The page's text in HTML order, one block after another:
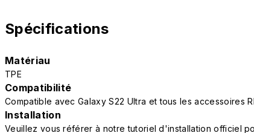
Spécifications
Matériau
TPE
Compatibilité
Compatible avec Galaxy S22 Ultra et tous les accessoires
Installation
Veuillez vous référer à notre tutoriel d'installation officiel